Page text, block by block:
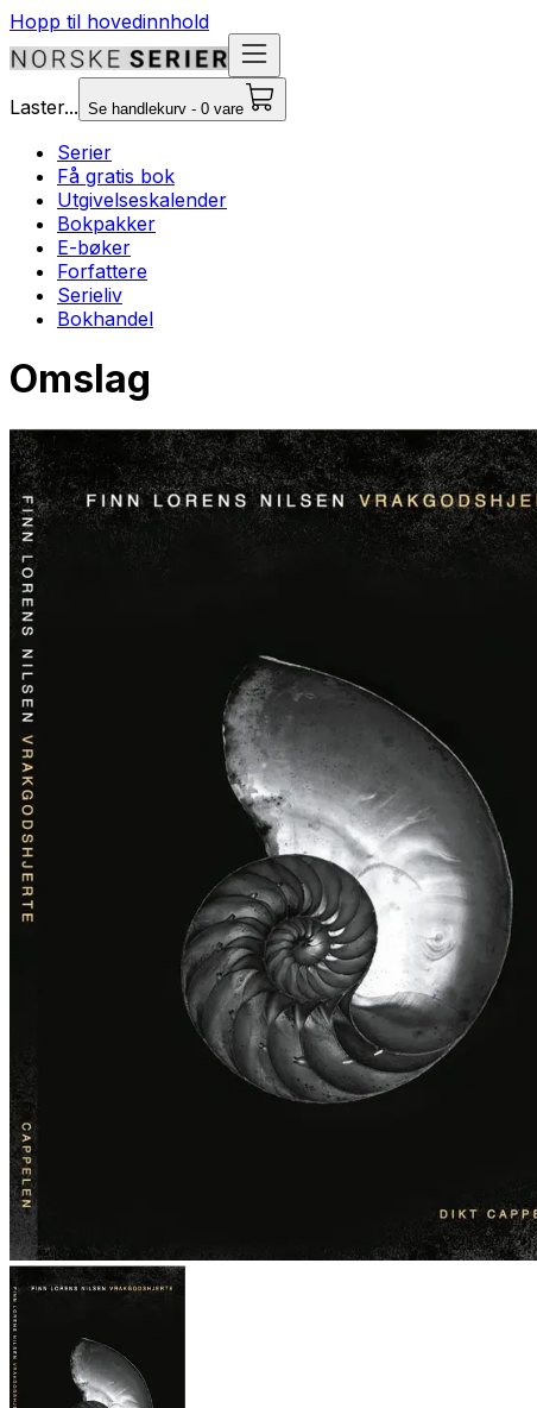
Hopp til hovedinnhold
Laster... Se handlekurv - 0 vare
Serier
Få gratis bok
Utgivelseskalender
Bokpakker
E-bøker
Forfattere
Serieliv
Bokhandel
Omslag